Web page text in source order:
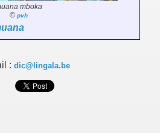
mboka
© pvh
: dic@lingala.be